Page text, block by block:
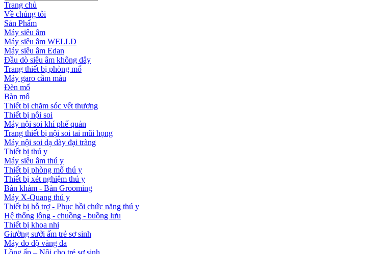
Trang chủ
Về chúng tôi
Sản Phẩm
Máy siêu âm
Máy siêu âm WELLD
Máy siêu âm Edan
Đầu dò siêu âm không dây
Trang thiết bị phòng mổ
Máy garo cầm máu
Đèn mổ
Bàn mổ
Thiết bị chăm sóc vết thương
Thiết bị nội soi
Máy nội soi khí phế quản
Trang thiết bị nội soi tai mũi họng
Máy nội soi dạ dày đại tràng
Thiết bị thú y
Máy siêu âm thú y
Thiết bị phòng mổ thú y
Thiết bị xét nghiệm thú y
Bàn khám - Bàn Grooming
Máy X-Quang thú y
Thiết bị hỗ trợ - Phục hồi chức năng thú y
Hệ thống lồng - chuồng - buồng lưu
Thiết bị khoa nhi
Giường sưởi ấm trẻ sơ sinh
Máy đo độ vàng da
Lồng ấp – Nôi cho trẻ sơ sinh